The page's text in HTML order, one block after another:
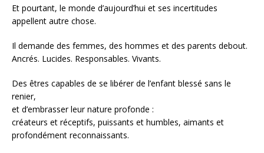
Et pourtant, le monde d’aujourd’hui et ses incertitudes
appellent autre chose.
Il demande des femmes, des hommes et des parents debout.
Ancrés. Lucides. Responsables. Vivants.
Des êtres capables de se libérer de l’enfant blessé sans le
renier,
et d’embrasser leur nature profonde :
créateurs et réceptifs, puissants et humbles, aimants et
profondément reconnaissants.